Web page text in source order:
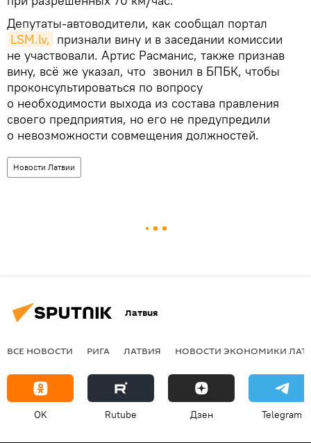
Депутаты-автоводители, как сообщал портал
LSM.lv, признали вину и в заседании комиссии
не участвовали. Артис Расманис, также признав
вину, всё же указал, что звонил в БПБК, чтобы
проконсультироваться по вопросу
о необходимости выхода из состава правления
своего предприятия, но его не предупредили
о невозможности совмещения должностей.
Новости Латвии
Латвия
ВСЕ НОВОСТИ РИГА ЛАТВИЯ НОВОСТИ ЭКОНОМИКИ
OK Rutube Дзен Telegram